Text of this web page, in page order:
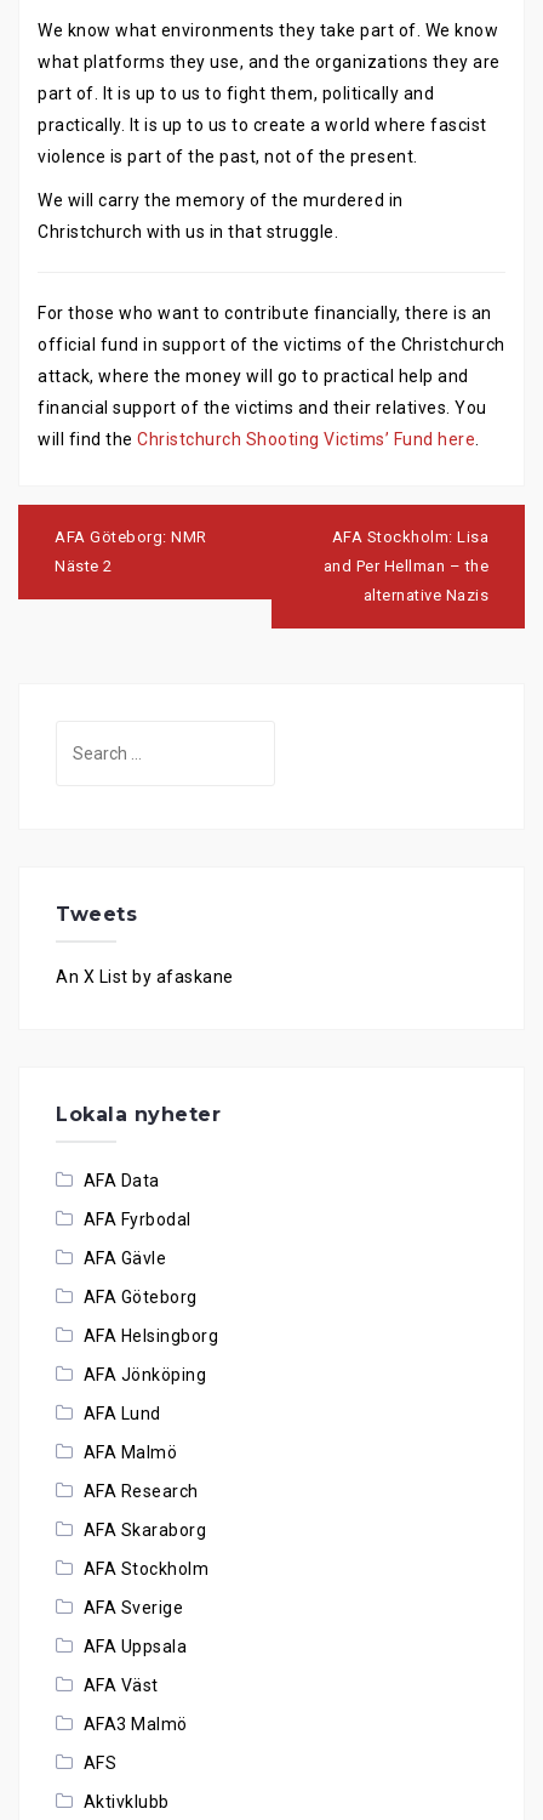
We know what environments they take part of. We know
what platforms they use, and the organizations they are
part of. It is up to us to fight them, politically and
practically. It is up to us to create a world where fascist
violence is part of the past, not of the present.
We will carry the memory of the murdered in
Christchurch with us in that struggle.
For those who want to contribute financially, there is an
official fund in support of the victims of the Christchurch
attack, where the money will go to practical help and
financial support of the victims and their relatives. You
will find the Christchurch Shooting Victims’ Fund here.
navigation
AFA Göteborg: NMR
Näste 2
AFA Stockholm: Lisa
and Per Hellman – the
alternative Nazis
Tweets
An X List by afaskane
Lokala nyheter
AFA Data
AFA Fyrbodal
AFA Gävle
AFA Göteborg
AFA Helsingborg
AFA Jönköping
AFA Lund
AFA Malmö
AFA Research
AFA Skaraborg
AFA Stockholm
AFA Sverige
AFA Uppsala
AFA Väst
AFA3 Malmö
AFS
Aktivklubb